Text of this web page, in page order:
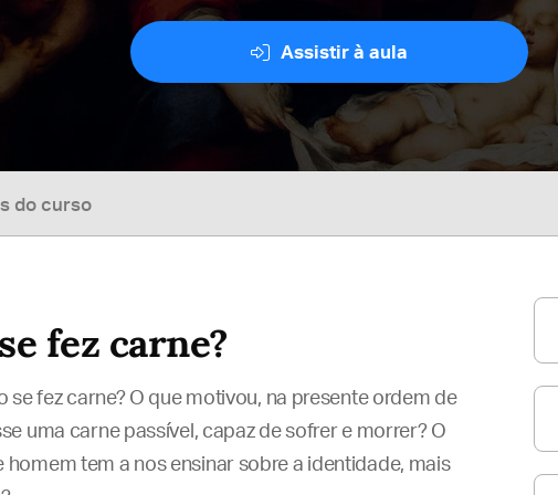
Assistir à aula
do curso
fez carne?
se fez carne? O que motivou, na presente ordem de
uma carne passível, capaz de sofrer e morrer? O
tem a nos ensinar sobre a identidade, mais